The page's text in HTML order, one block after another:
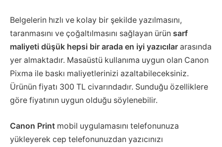
Belgelerin hızlı ve kolay bir şekilde yazılmasını,
taranmasını ve çoğaltılmasını sağlayan ürün sarf
maliyeti düşük hepsi bir arada en iyi yazıcılar arasında
yer almaktadır. Masaüstü kullanıma uygun olan Canon
Pixma ile baskı maliyetlerinizi azaltabileceksiniz.
Ürünün fiyatı 300 TL civarındadır. Sunduğu özelliklere
göre fiyatının uygun olduğu söylenebilir.
Canon Print mobil uygulamasını telefonunuza
yükleyerek cep telefonunuzdan yazıcınızı